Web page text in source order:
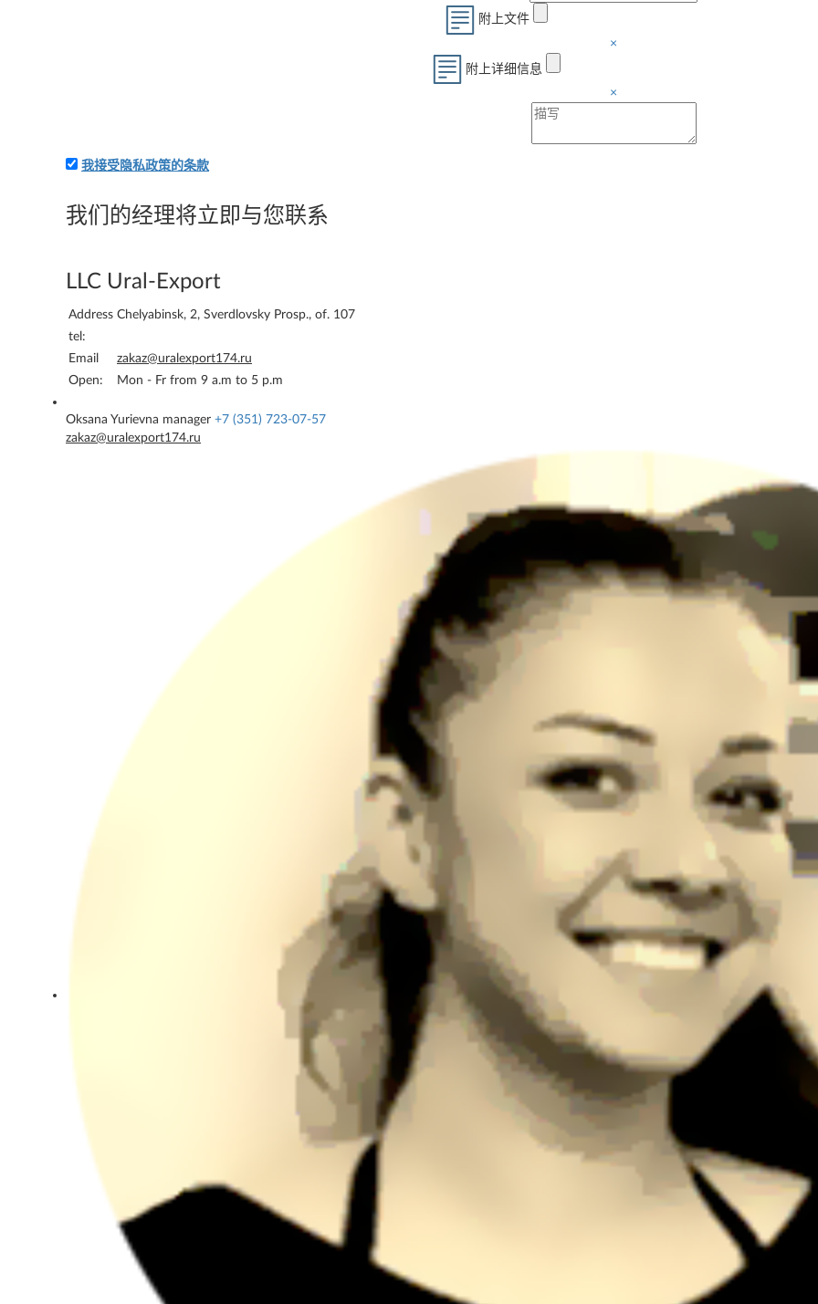
附上文件
×
附上详细信息
×
我接受隐私政策的条款
我们的经理将立即与您联系
LLC Ural-Export
Address Chelyabinsk, 2, Sverdlovsky Prosp., of. 107
tel:
Email
zakaz@uralexport174.ru
Open:
Mon - Fr from 9 a.m to 5 p.m
Oksana Yurievna manager +7 (351) 723-07-57
zakaz@uralexport174.ru